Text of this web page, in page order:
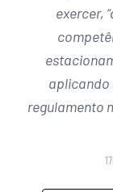
exercer,
aplicando
regulamento